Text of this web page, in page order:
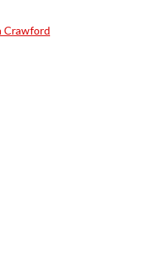
Crawford